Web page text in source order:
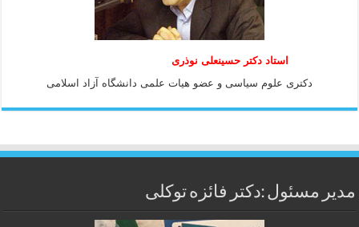
استاد دكتر حسينعلی نوذری
دكتری علوم سياسی و عضو هيات علمی دانشگاه آزاد اسلامی
مدیر مسئول :دکتر فائزه توکلی